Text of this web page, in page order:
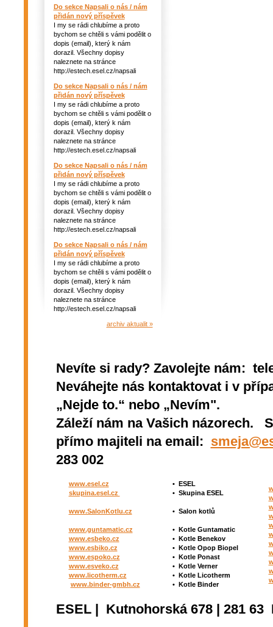
Do sekce Napsali o nás / nám
přidán nový příspěvek
I my se rádi chlubíme a proto
bychom se chtěli s vámi podělit o
dopis (email), který k nám
dorazil. Všechny dopisy
naleznete na stránce
http://estech.esel.cz/napsali
Do sekce Napsali o nás / nám
přidán nový příspěvek
I my se rádi chlubíme a proto
bychom se chtěli s vámi podělit o
dopis (email), který k nám
dorazil. Všechny dopisy
naleznete na stránce
http://estech.esel.cz/napsali
Do sekce Napsali o nás / nám
přidán nový příspěvek
I my se rádi chlubíme a proto
bychom se chtěli s vámi podělit o
dopis (email), který k nám
dorazil. Všechny dopisy
naleznete na stránce
http://estech.esel.cz/napsali
Do sekce Napsali o nás / nám
přidán nový příspěvek
I my se rádi chlubíme a proto
bychom se chtěli s vámi podělit o
dopis (email), který k nám
dorazil. Všechny dopisy
naleznete na stránce
http://estech.esel.cz/napsali
archiv aktualit »
Nevíte si rady? Zavolejte nám:
Neváhejte nás kontaktovat i v
„Nejde to.“ nebo „Nevím".
Záleží nám na Vašich názorech.
přímo majiteli na email:
283 002
www.esel.cz
skupina.esel.cz
www.SalonKotlu.cz
www.guntamatic.cz
www.esbeko.cz
www.esbiko.cz
www.espoko.cz
www.esveko.cz
www.licotherm.cz
www.binder-gmbh.cz
• ESEL
• Skupina ESEL
• Salon kotlů
• Kotle Guntamatic
• Kotle Benekov
• Kotle Opop Biopel
• Kotle Ponast
• Kotle Verner
• Kotle Licotherm
• Kotle Binder
ESEL | Kutnohorská 678 | 281